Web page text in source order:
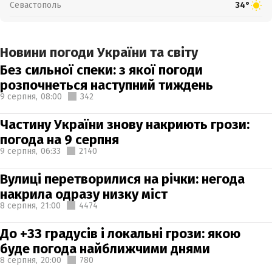
Севастополь 34°
Новини погоди України та світу
Без сильної спеки: з якої погоди
розпочнеться наступний тиждень
9 серпня, 08:00 342
Частину України знову накриють грози:
погода на 9 серпня
9 серпня, 06:33 2140
Вулиці перетворилися на річки: негода
накрила одразу низку міст
8 серпня, 21:00 4474
До +33 градусів і локальні грози: якою
буде погода найближчими днями
8 серпня, 20:00 780